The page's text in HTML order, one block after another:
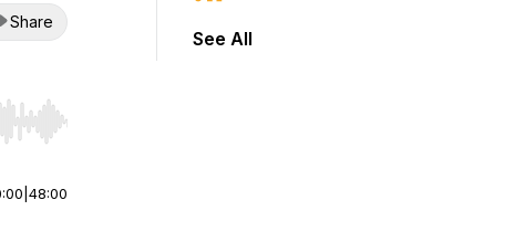
Share
end. Hold shift to jump forward or backward.
48:00
See All